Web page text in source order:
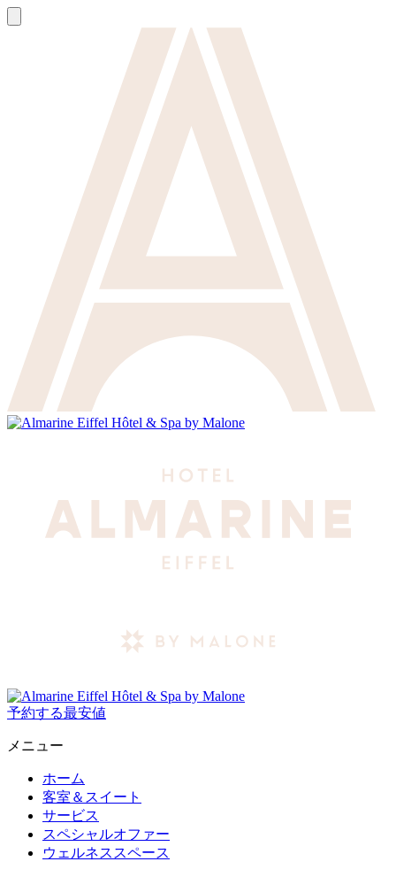
予約する最安値
メニュー
ホーム
客室＆スイート
サービス
スペシャルオファー
ウェルネススペース